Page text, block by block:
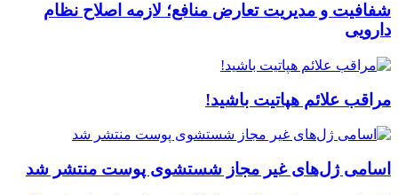
شفافیت و مدیریت تعارض منافع؛ لازمه اصلاح نظام
دارویی
مراقب علائم هپاتیت باشید!
اسامی ژل‌های غیر مجاز شستشوی پوست منتشر شد